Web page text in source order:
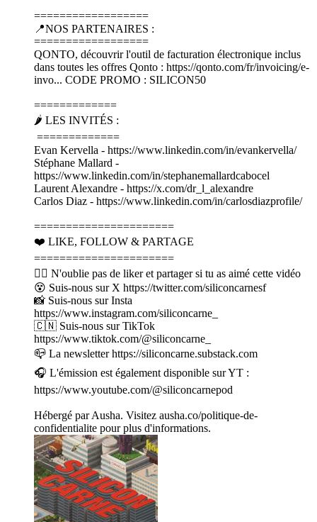
==================
📍NOS PARTENAIRES :
==================
QONTO, découvrir l'outil de facturation électronique inclus
dans toutes les offres Qonto : https://qonto.com/fr/invoicing/e-
invo... CODE PROMO : SILICON50
=============
🌶️ LES INVITÉS :
=============
Evan Kervella - https://www.linkedin.com/in/evankervella/
Stéphane Mallard -
https://www.linkedin.com/in/stephanemallardcabocel
Laurent Alexandre - https://x.com/dr_l_alexandre
Carlos Diaz - https://www.linkedin.com/in/carlosdiazprofile/
======================
❤️ LIKE, FOLLOW & PARTAGE
======================
👍🏽 N'oublie pas de liker et partager si tu as aimé cette vidéo
😵 Suis-nous sur X https://twitter.com/siliconcarnesf
📸 Suis-nous sur Insta
https://www.instagram.com/siliconcarne_
🇨🇳 Suis-nous sur TikTok
https://www.tiktok.com/@siliconcarne_
📪 La newsletter https://siliconcarne.substack.com
🎧 L'émission est également disponible sur YT :
https://www.youtube.com/@siliconcarnepod
Hébergé par Ausha. Visitez ausha.co/politique-de-
confidentialite pour plus d'informations.